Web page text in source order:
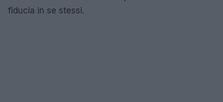
fiducia in se stessi.